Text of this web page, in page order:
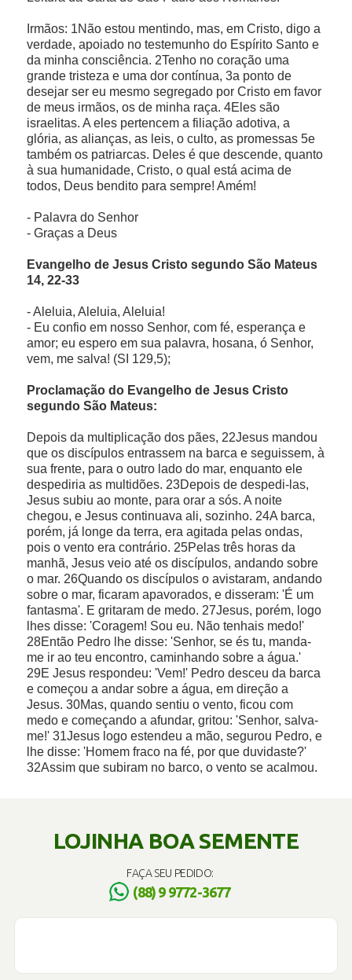
LOJINHA BOA SEMENTE
FAÇA SEU PEDIDO:
(88) 9 9772-3677